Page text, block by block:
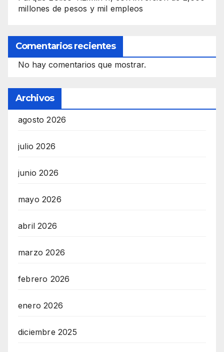
millones de pesos y mil empleos
Comentarios recientes
No hay comentarios que mostrar.
Archivos
agosto 2026
julio 2026
junio 2026
mayo 2026
abril 2026
marzo 2026
febrero 2026
enero 2026
diciembre 2025